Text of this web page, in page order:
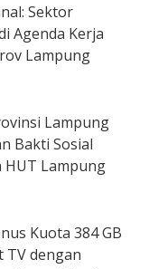
Sektor
Agenda Kerja
Lampung
Lampung
Bakti Sosial
Lampung
Kuota 384 GB
TV dengan